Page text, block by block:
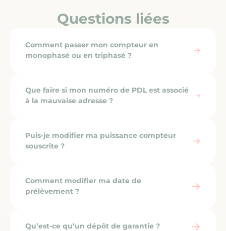
Questions liées
Comment passer mon compteur en
monophasé ou en triphasé ?
Que faire si mon numéro de PDL est associé
à la mauvaise adresse ?
Puis-je modifier ma puissance compteur
souscrite ?
Comment modifier ma date de
prélèvement ?
Qu’est-ce qu’un dépôt de garantie ?